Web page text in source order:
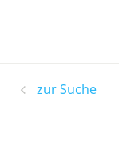
zur Suche